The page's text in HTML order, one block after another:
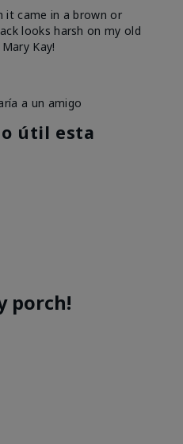
it came in a brown or
looks harsh on my old
Kay!
a un amigo
útil esta
porch!